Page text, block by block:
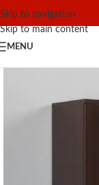
Skip to navigation
Skip to main content
MENU